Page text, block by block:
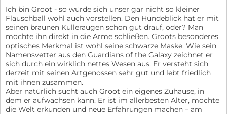
Ich bin Groot - so würde sich unser gar nicht so kleiner
Flauschball wohl auch vorstellen. Den Hundeblick hat er mit
seinen braunen Kulleraugen schon gut drauf, oder? Man
möchte ihn direkt in die Arme schließen. Groots besonderes
optisches Merkmal ist wohl seine schwarze Maske. Wie sein
Namensvetter aus den Guardians of the Galaxy zeichnet er
sich durch ein wirklich nettes Wesen aus. Er versteht sich
derzeit mit seinen Artgenossen sehr gut und lebt friedlich
mit ihnen zusammen.
Aber natürlich sucht auch Groot ein eigenes Zuhause, in
dem er aufwachsen kann. Er ist im allerbesten Alter, möchte
die Welt erkunden und neue Erfahrungen machen – am